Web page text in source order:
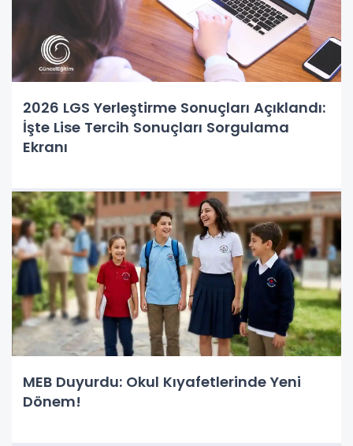
2026 LGS Yerleştirme Sonuçları Açıklandı:
İşte Lise Tercih Sonuçları Sorgulama
Ekranı
MEB Duyurdu: Okul Kıyafetlerinde Yeni
Dönem!